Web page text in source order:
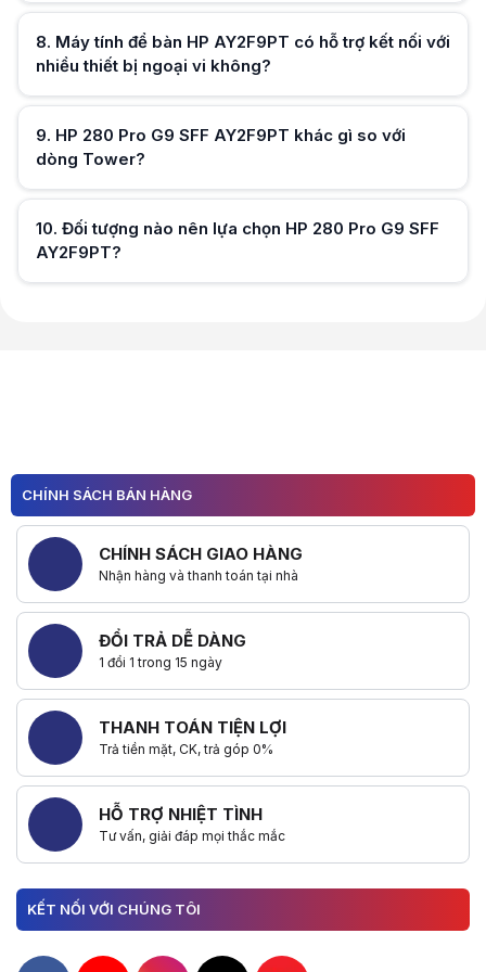
8. Máy tính để bàn HP AY2F9PT có hỗ trợ kết nối với
nhiều thiết bị ngoại vi không?
9. HP 280 Pro G9 SFF AY2F9PT khác gì so với
dòng Tower?
10. Đối tượng nào nên lựa chọn HP 280 Pro G9 SFF
AY2F9PT?
CHÍNH SÁCH BÁN HÀNG
CHÍNH SÁCH GIAO HÀNG
Nhận hàng và thanh toán tại nhà
ĐỔI TRẢ DỄ DÀNG
1 đổi 1 trong 15 ngày
THANH TOÁN TIỆN LỢI
Trả tiền mặt, CK, trả góp 0%
HỖ TRỢ NHIỆT TÌNH
Tư vấn, giải đáp mọi thắc mắc
KẾT NỐI VỚI CHÚNG TÔI